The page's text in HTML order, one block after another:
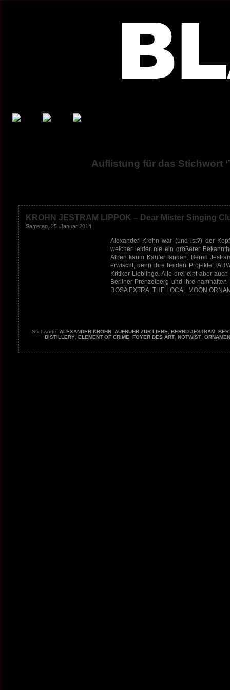
Auflistung für das Stichwort
KROHN JESTRAM LIPPOK – Dear Mister Singing
Samstag, 25. Januar 2014
Alexander Krohn war (und ist?) der
welcher leider nie ein größerer
Alben kaum Käufer fanden. Bernd
erwischt, denn ihre beiden Projekte
Kritiker-Lieblinge. Alle drei eint aber
Berliner Prenzelberg und ihre
ROSA EXTRA, THE LOCAL MOON
Stichworte: ALEXANDER KROHN AUFRUHR ZUR LIEBE BERND JESTRAM
DISTILLERY ELEMENT OF CRIME FOYER DES ART NOTWIST